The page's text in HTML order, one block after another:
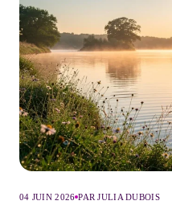
04 JUIN 2026 PAR JULIA DUBOIS